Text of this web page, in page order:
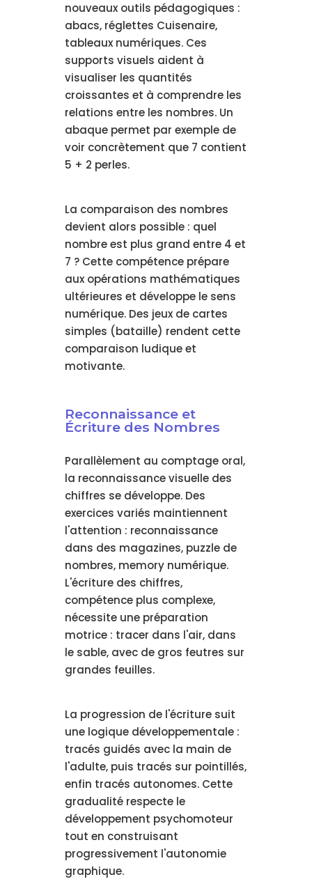
nouveaux outils pédagogiques :
abacs, réglettes Cuisenaire,
tableaux numériques. Ces
supports visuels aident à
visualiser les quantités
croissantes et à comprendre les
relations entre les nombres. Un
abaque permet par exemple de
voir concrètement que 7 contient
5 + 2 perles.
La comparaison des nombres
devient alors possible : quel
nombre est plus grand entre 4 et
7 ? Cette compétence prépare
aux opérations mathématiques
ultérieures et développe le sens
numérique. Des jeux de cartes
simples (bataille) rendent cette
comparaison ludique et
motivante.
Reconnaissance et
Écriture des Nombres
Parallèlement au comptage oral,
la reconnaissance visuelle des
chiffres se développe. Des
exercices variés maintiennent
l'attention : reconnaissance
dans des magazines, puzzle de
nombres, memory numérique.
L'écriture des chiffres,
compétence plus complexe,
nécessite une préparation
motrice : tracer dans l'air, dans
le sable, avec de gros feutres sur
grandes feuilles.
La progression de l'écriture suit
une logique développementale :
tracés guidés avec la main de
l'adulte, puis tracés sur pointillés,
enfin tracés autonomes. Cette
gradualité respecte le
développement psychomoteur
tout en construisant
progressivement l'autonomie
graphique.